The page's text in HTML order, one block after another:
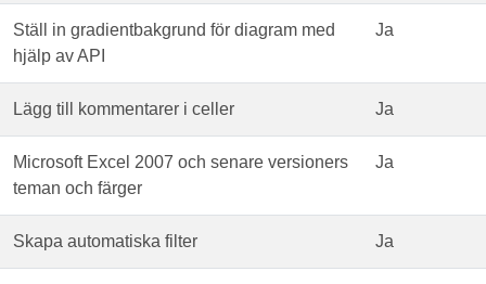
Ställ in gradientbakgrund för diagram med
hjälp av API
Ja
Lägg till kommentarer i celler Ja
Microsoft Excel 2007 och senare versioners
teman och färger
Ja
Skapa automatiska filter Ja